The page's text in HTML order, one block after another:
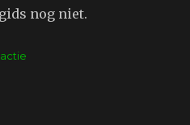
nog niet.